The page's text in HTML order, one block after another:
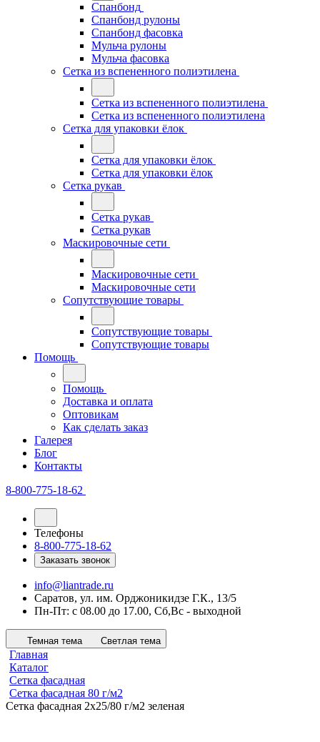
Спанбонд
Спанбонд рулоны
Спанбонд фасовка
Мульча рулоны
Мульча фасовка
Сетка из вспененного полиэтилена
Сетка из вспененного полиэтилена
Сетка из вспененного полиэтилена
Сетка для упаковки ёлок
Сетка для упаковки ёлок
Сетка для упаковки ёлок
Сетка рукав
Сетка рукав
Сетка рукав
Маскировочные сети
Маскировочные сети
Маскировочные сети
Сопутствующие товары
Сопутствующие товары
Сопутствующие товары
Помощь
Помощь
Доставка и оплата
Оптовикам
Как сделать заказ
Галерея
Блог
Контакты
8-800-775-18-62
Телефоны
8-800-775-18-62
Заказать звонок
info@liantrade.ru
Саратов, ул. им. Орджоникидзе Г.К., 13/5
Пн-Пт: c 08.00 до 17.00, Cб,Вс - выходной
Темная тема Светлая тема
Главная
Каталог
Сетка фасадная
Сетка фасадная 80 г/м2
Сетка фасадная 2х25/80 г/м2 зеленая